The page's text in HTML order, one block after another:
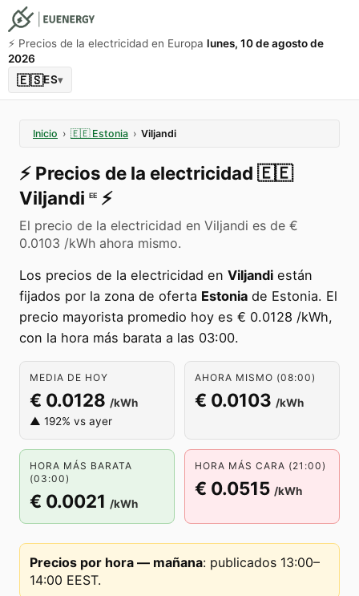
⚡️ Precios de la electricidad en Europa lunes, 10 de agosto de
2026
🇪🇸ES▾
Inicio › 🇪🇪 Estonia › Viljandi
⚡️ Precios de la electricidad 🇪🇪
Viljandi EE ⚡️
El precio de la electricidad en Viljandi es de €
0.0103 /kWh ahora mismo.
Los precios de la electricidad en Viljandi están
fijados por la zona de oferta Estonia de Estonia. El
precio mayorista promedio hoy es € 0.0128 /kWh,
con la hora más barata a las 03:00.
MEDIA DE HOY
€ 0.0128 /kWh
▲ 192% vs ayer
AHORA MISMO (08:00)
€ 0.0103 /kWh
HORA MÁS BARATA
(03:00)
€ 0.0021 /kWh
HORA MÁS CARA (21:00)
€ 0.0515 /kWh
Precios por hora — mañana: publicados 13:00–
14:00 EEST.